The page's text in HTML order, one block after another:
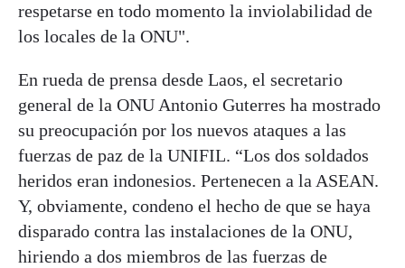
respetarse en todo momento la inviolabilidad de
los locales de la ONU".
En rueda de prensa desde Laos, el secretario
general de la ONU Antonio Guterres ha mostrado
su preocupación por los nuevos ataques a las
fuerzas de paz de la UNIFIL. “Los dos soldados
heridos eran indonesios. Pertenecen a la ASEAN.
Y, obviamente, condeno el hecho de que se haya
disparado contra las instalaciones de la ONU,
hiriendo a dos miembros de las fuerzas de